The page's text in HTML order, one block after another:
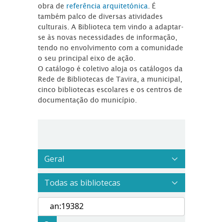
obra de referência arquitetónica . É
também palco de diversas atividades
culturais. A Biblioteca tem vindo a adaptar-
se às novas necessidades de informação,
tendo no envolvimento com a comunidade
o seu principal eixo de ação.
O catálogo é coletivo aloja os catálogos da
Rede de Bibliotecas de Tavira, a municipal,
cinco bibliotecas escolares e os centros de
documentação do município.